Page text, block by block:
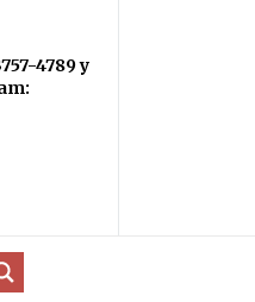
4789 y